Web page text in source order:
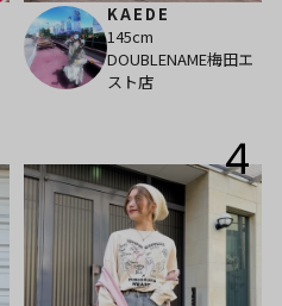
KAEDE
145cm
DOUBLENAME梅田エ
スト店
4